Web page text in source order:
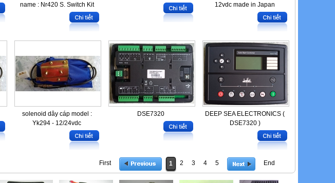
name : Nr420 S. Switch Kit
12vdc made in Japan
solenoid dây cáp model :
Yk294 - 12/24vdc
DSE7320
DEEP SEA ELECTRONICS (
DSE7320 )
First 1 2 3 4 5 End